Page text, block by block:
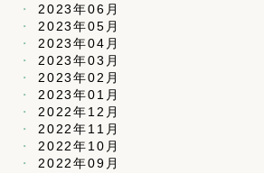
2023年06月
2023年05月
2023年04月
2023年03月
2023年02月
2023年01月
2022年12月
2022年11月
2022年10月
2022年09月